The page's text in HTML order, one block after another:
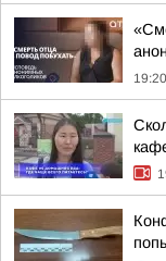
19:20